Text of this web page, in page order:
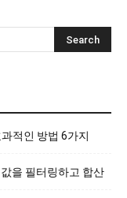
적인 방법 6가지
을 필터링하고 합산